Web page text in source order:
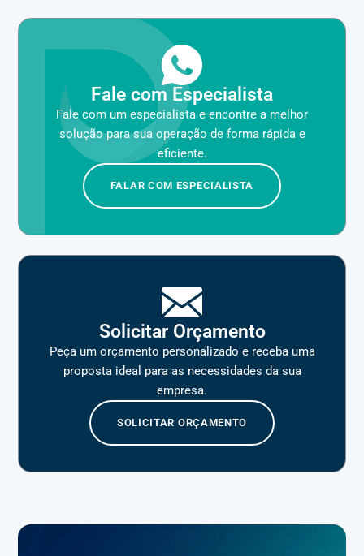
Fale com Especialista
Fale com um especialista e encontre a melhor
solução para sua operação de forma rápida e
eficiente.
FALAR COM ESPECIALISTA
Solicitar Orçamento
Peça um orçamento personalizado e receba uma
proposta ideal para as necessidades da sua
empresa.
SOLICITAR ORÇAMENTO